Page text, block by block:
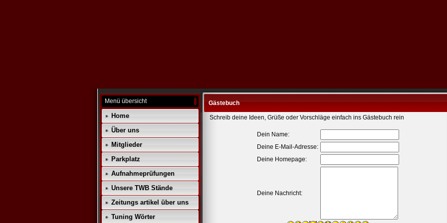
Menü übersicht
Home
Über uns
Mitglieder
Parkplatz
Aufnahmeprüfungen
Unsere TWB Stände
Zeitungs artikel über uns
Tuning Wörter
Gästebuch
Schreib deine Ideen, Grüße oder Vorschläge einfach ins Gästebuch rein
Dein Name:
Deine E-Mail-Adresse:
Deine Homepage:
Deine Nachricht: